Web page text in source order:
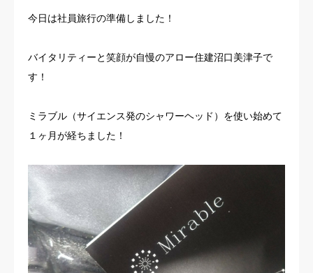
今日は社員旅行の準備しました！
バイタリティーと笑顔が自慢のアロー住建沼口美津子で
す！
ミラブル（サイエンス発のシャワーヘッド）を使い始めて
１ヶ月が経ちました！
特集コンテンツ
お客様の声
よくある質問
イベント情報
会社概要